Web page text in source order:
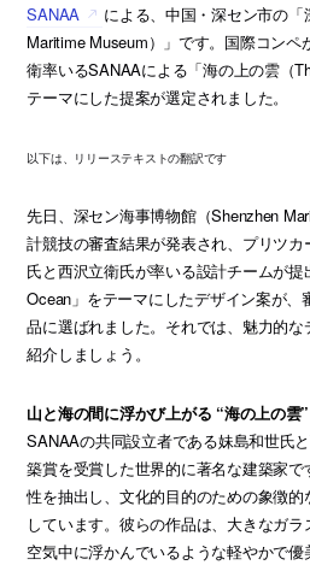
SANAA
による、中国・深セン市の
Maritime Museum）」です。国際コン
衛率いるSANAAによる「海の上の雲（
テーマにした提案が選定されました。
以下は、リリーステキストの翻訳です
先日、深セン海事博物館（Shenzhen
計競技の審査結果が発表され、プリツ
氏と西沢立衛氏が率いる設計チームが提
Ocean」をテーマにしたデザイン案が
品に選ばれました。それでは、魅力的
紹介しましょう。
山と海の間に浮かび上がる “海の上の雲”
SANAAの共同設立者である妹島和世氏
築賞を受賞した世界的に著名な建築家
性を抽出し、文化的目的のための象徴
しています。彼らの作品は、大きなガラ
空気中に浮かんでいるような軽やかで